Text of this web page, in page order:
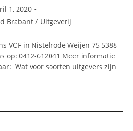
1, 2020
Brabant / Uitgeverij
VOF in Nistelrode Weijen 75 5388
op: 0412-612041 Meer informatie
Wat voor soorten uitgevers zijn